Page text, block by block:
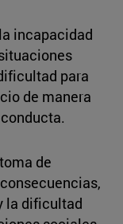
incapacidad
para
de manera
de
la dificultad